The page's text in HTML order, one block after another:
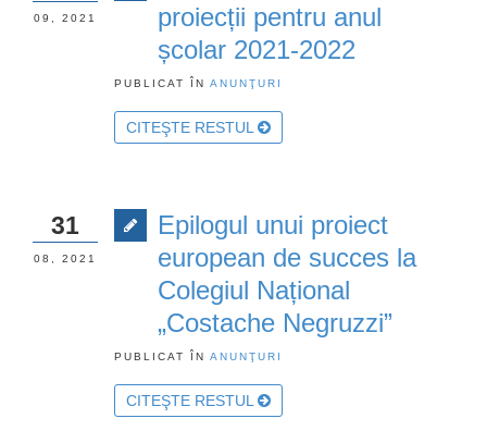
proiecții pentru anul
școlar 2021-2022
PUBLICAT ÎN ANUNŢURI
CITEŞTE RESTUL
09, 2021
Epilogul unui proiect
european de succes la
Colegiul Național
„Costache Negruzzi”
PUBLICAT ÎN ANUNŢURI
CITEŞTE RESTUL
31
08, 2021